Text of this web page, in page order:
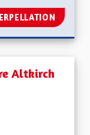
Altkirch